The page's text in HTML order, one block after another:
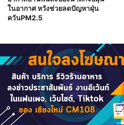
ในอากาศ หวังช่วยลดปัญหาฝุ่น
ควันPM2.5